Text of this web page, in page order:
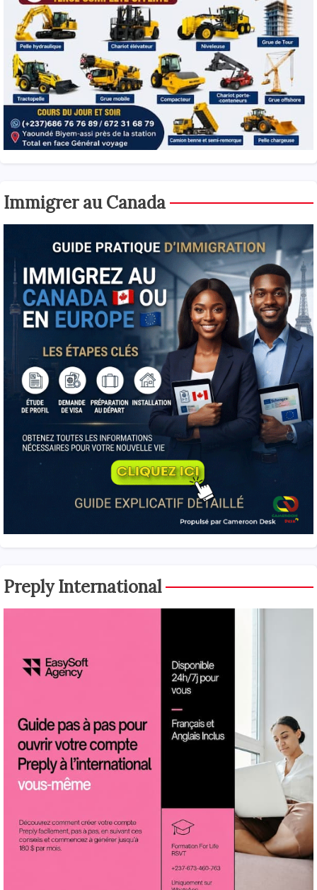
Immigrer au Canada
Preply International